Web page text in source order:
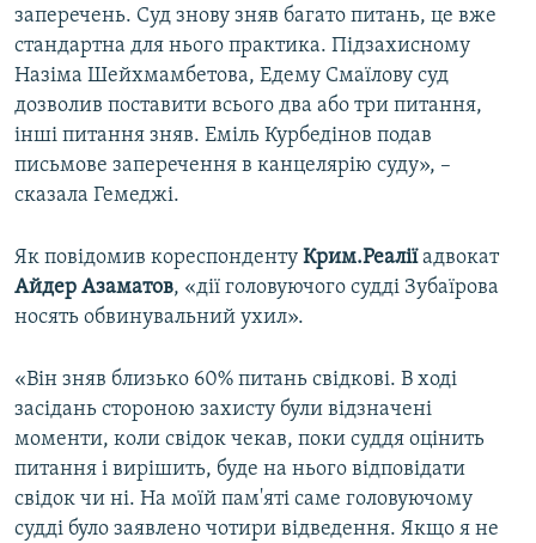
заперечень. Суд знову зняв багато питань, це вже
стандартна для нього практика. Підзахисному
Назіма Шейхмамбетова, Едему Смаїлову суд
дозволив поставити всього два або три питання,
інші питання зняв. Еміль Курбедінов подав
письмове заперечення в канцелярію суду», –
сказала Гемеджі.
Як повідомив кореспонденту Крим.Реаліїадвокат
Айдер Азаматов, «дії головуючого судді Зубаїрова
носять обвинувальний ухил».
«Він зняв близько 60% питань свідкові. В ході
засідань стороною захисту були відзначені
моменти, коли свідок чекав, поки суддя оцінить
питання і вирішить, буде на нього відповідати
свідок чи ні. На моїй пам'яті саме головуючому
судді було заявлено чотири відведення. Якщо я не